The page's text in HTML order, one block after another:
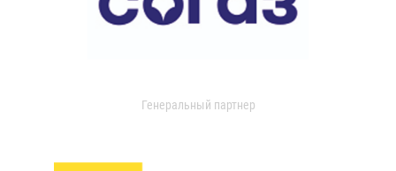
Генеральный партнер